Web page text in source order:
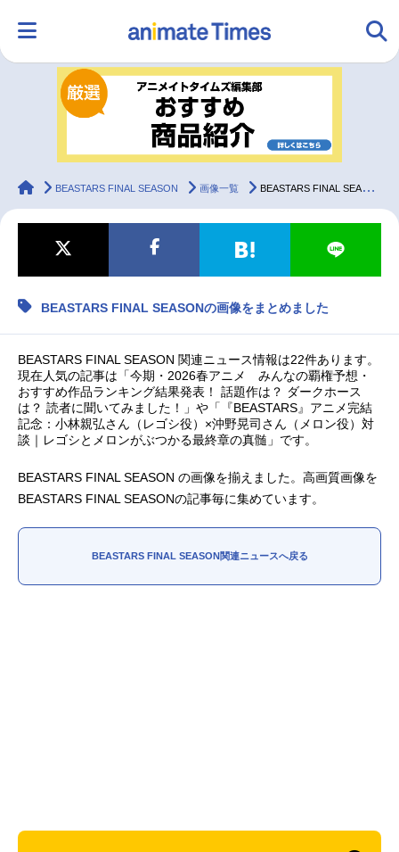
ランキング アニメ
ラジオ グッズ
マンガ・ラノベ ゲーム・アプリ 音楽 コスプレ
トレンド 無料マンガ
最新記事一覧
アニメ記事一覧 声優記事一覧
アニメ映画一覧 実写化映画一覧
春アニメ 夏アニメ
男性声優/女性声優一覧
animateTimes
BEASTARS FINAL SEASON 画像一覧 BEASTARS FINAL SEASONの画像をまとめました
BEASTARS FINAL SEASONの画像をまとめました
BEASTARS FINAL SEASON 関連ニュース情報は22件あります。
現在人気の記事は「今期・2026春アニメ みんなの覇権予想・
おすすめ作品ランキング結果発表！ 話題作は？ ダークホース
は？ 読者に聞いてみました！」や「『BEASTARS』アニメ完結
記念：小林親弘さん（レゴシ役）×沖野晃司さん（メロン役）対
談｜レゴシとメロンがぶつかる最終章の真髄」です。
BEASTARS FINAL SEASON の画像を揃えました。高画質画像を
BEASTARS FINAL SEASONの記事毎に集めています。
BEASTARS FINAL SEASON関連ニュースへ戻る